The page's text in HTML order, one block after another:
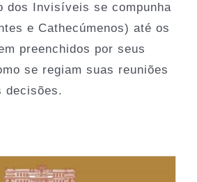
dos Invisíveis se compunha
e Cathecúmenos) até os
preenchidos por seus
se regiam suas reuniões
decisões.